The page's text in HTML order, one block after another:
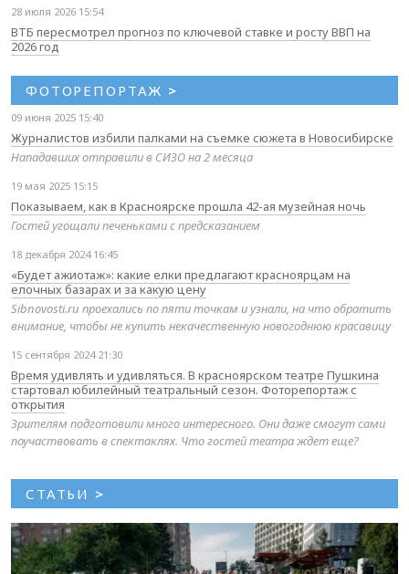
28 июля 2026 15:54
ВТБ пересмотрел прогноз по ключевой ставке и росту ВВП на
2026 год
ФОТОРЕПОРТАЖ >
09 июня 2025 15:40
Журналистов избили палками на съемке сюжета в Новосибирске
Нападавших отправили в СИЗО на 2 месяца
19 мая 2025 15:15
Показываем, как в Красноярске прошла 42-ая музейная ночь
Гостей угощали печеньками с предсказанием
18 декабря 2024 16:45
«Будет ажиотаж»: какие елки предлагают красноярцам на
елочных базарах и за какую цену
Sibnovosti.ru проехались по пяти точкам и узнали, на что обратить
внимание, чтобы не купить некачественную новогоднюю красавицу
15 сентября 2024 21:30
Время удивлять и удивляться. В красноярском театре Пушкина
стартовал юбилейный театральный сезон. Фоторепортаж с
открытия
Зрителям подготовили много интересного. Они даже смогут сами
поучаствовать в спектаклях. Что гостей театра ждет еще?
СТАТЬИ >